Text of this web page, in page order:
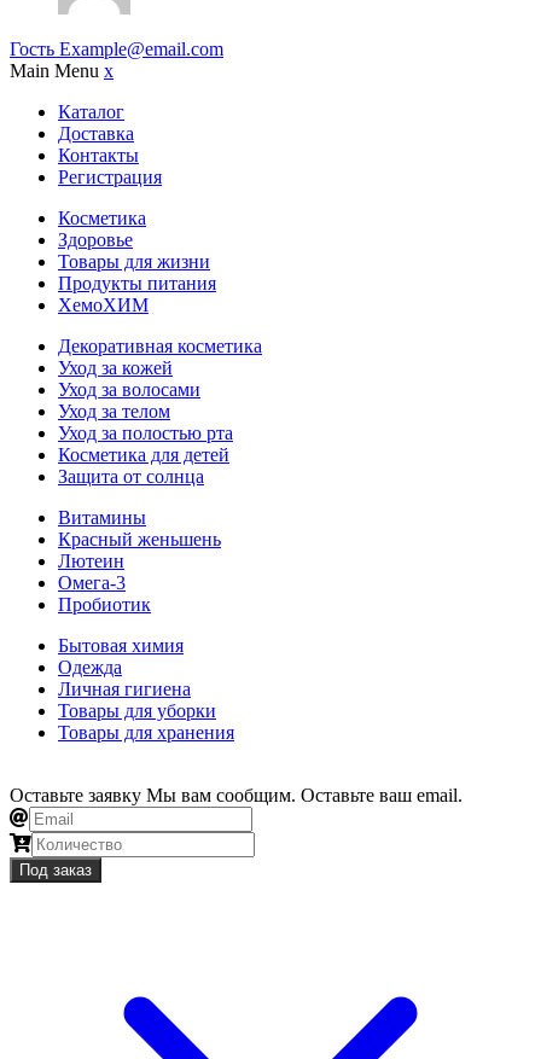
Гость Example@email.com
Main Menu x
Каталог
Доставка
Контакты
Регистрация
Косметика
Здоровье
Товары для жизни
Продукты питания
ХемоХИМ
Декоративная косметика
Уход за кожей
Уход за волосами
Уход за телом
Уход за полостью рта
Косметика для детей
Защита от солнца
Витамины
Красный женьшень
Лютеин
Омега-3
Пробиотик
Бытовая химия
Одежда
Личная гигиена
Товары для уборки
Товары для хранения
Оставьте заявку Мы вам сообщим. Оставьте ваш email.
Под заказ